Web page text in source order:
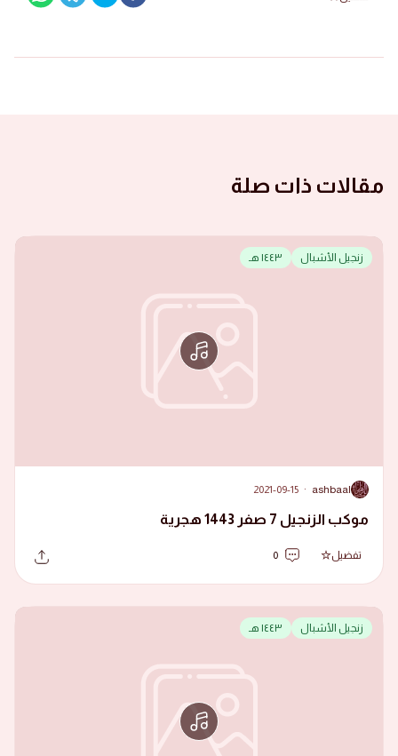
مقالات ذات صلة
زنجيل الأشبال ١٤٤٣ هـ
A
ashbaal
·
2021-09-15
موكب الزنجيل 7 صفر 1443 هجرية
تفضيل 0
زنجيل الأشبال ١٤٤٣ هـ